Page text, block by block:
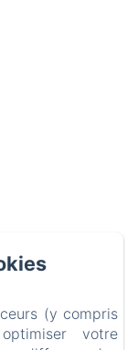
(y compris
votre